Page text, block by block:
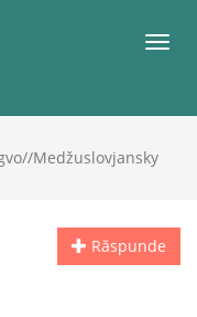
Medžuslovjansky
Răspunde